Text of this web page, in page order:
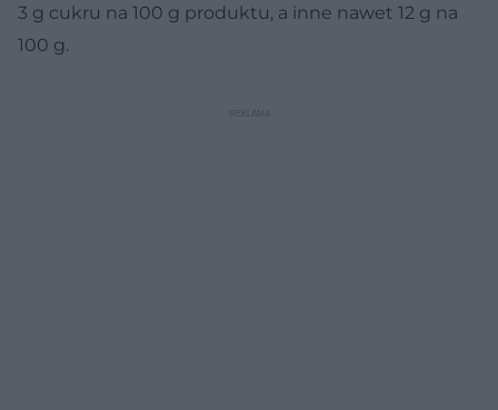
3 g cukru na 100 g produktu, a inne nawet 12 g na
100 g.